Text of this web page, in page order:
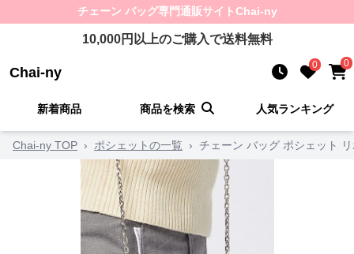
チェーン バッグ専門通販サイトChai-ny
10,000円以上のご購入で送料無料
Chai-ny 0 0
新着商品 商品を検索 人気ランキング
Chai-ny TOP › ポシェットの一覧 › チェーン バッグ ポシェット